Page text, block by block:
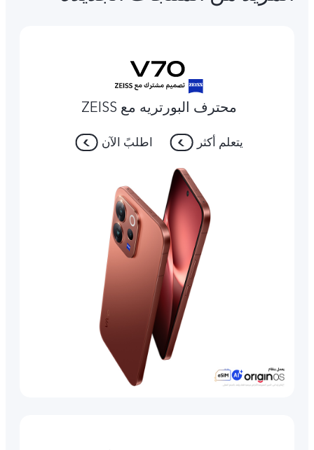
محترف البورتريه مع ZEISS
يتعلم أكثر اطلبً الآن